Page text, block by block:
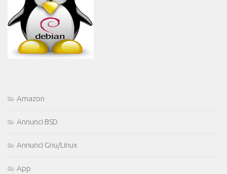
Amazon
Annunci BSD
Annunci Gnu/Linux
App